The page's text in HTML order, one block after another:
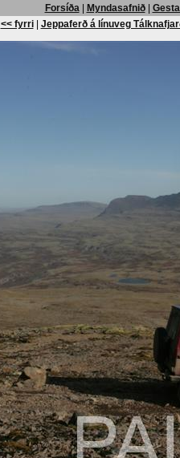
Forsíða| Myndasafnið|
<< fyrri| Jeppaferð á línuveg